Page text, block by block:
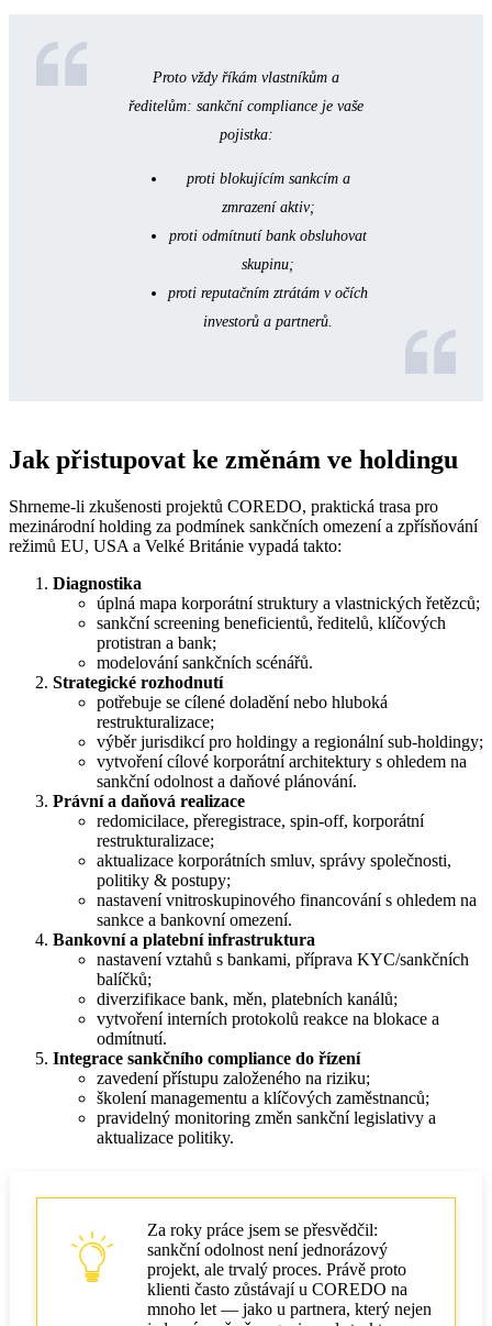
Proto vždy říkám vlastníkům a
ředitelům: sankční compliance je vaše
pojistka:
proti blokujícím sankcím a
zmrazení aktiv;
proti odmítnutí bank obsluhovat
skupinu;
proti reputačním ztrátám v očích
investorů a partnerů.
Jak přistupovat ke změnám ve holdingu
Shrneme-li zkušenosti projektů COREDO, praktická trasa pro
mezinárodní holding za podmínek sankčních omezení a zpřísňování
režimů EU, USA a Velké Británie vypadá takto:
Diagnostika
úplná mapa korporátní struktury a vlastnických řetězců;
sankční screening beneficientů, ředitelů, klíčových
protistran a bank;
modelování sankčních scénářů.
Strategické rozhodnutí
potřebuje se cílené doladění nebo hluboká
restrukturalizace;
výběr jurisdikcí pro holdingy a regionální sub-holdingy;
vytvoření cílové korporátní architektury s ohledem na
sankční odolnost a daňové plánování.
Právní a daňová realizace
redomicilace, přeregistrace, spin-off, korporátní
restrukturalizace;
aktualizace korporátních smluv, správy společnosti,
politiky & postupy;
nastavení vnitroskupinového financování s ohledem na
sankce a bankovní omezení.
Bankovní a platební infrastruktura
nastavení vztahů s bankami, příprava KYC/sankčních
balíčků;
diverzifikace bank, měn, platebních kanálů;
vytvoření interních protokolů reakce na blokace a
odmítnutí.
Integrace sankčního compliance do řízení
zavedení přístupu založeného na riziku;
školení managementu a klíčových zaměstnanců;
pravidelný monitoring změn sankční legislativy a
aktualizace politiky.
Za roky práce jsem se přesvědčil:
sankční odolnost není jednorázový
projekt, ale trvalý proces. Právě proto
klienti často zůstávají u COREDO na
mnoho let — jako u partnera, který nejen